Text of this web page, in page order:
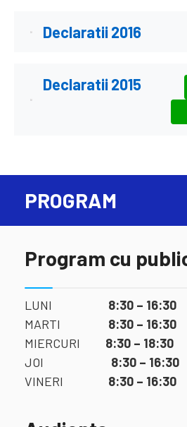
Declaratii 2016
Declaratii 2015
PROGRAM
Program cu
LUNI 8:30 – 16:30
MARTI 8:30 – 16:30
MIERCURI 8:30 – 18:30
JOI 8:30 – 16:30
VINERI 8:30 – 16:30